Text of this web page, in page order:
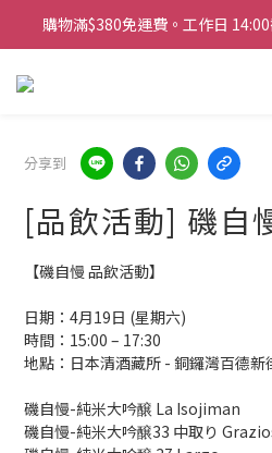
購物滿$380免運費。工作日
購物滿$380免運費。工作日
「720ml 清酒自由配 (Mix &
購物滿$380免運費。工作日 14:00
分享到
[品飲活動] 磯自
【磯自慢 品飲活動】
日期：4月19日 (星期六)
時間：15:00 – 17:30
地點：日本清酒藏所 - 銅鑼灣百德
磯自慢-純米大吟醸 La Isojiman
磯自慢-純米大吟醸33 中取り